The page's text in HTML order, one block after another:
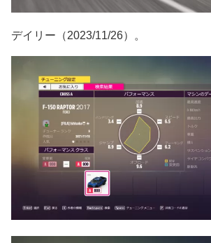
デイリー（2023/11/26）。